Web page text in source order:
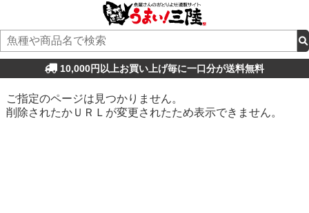
10,000円以上お買い上げ毎に一口分が送料無料
ご指定のページは見つかりません。
削除されたかＵＲＬが変更されたため表示できません。